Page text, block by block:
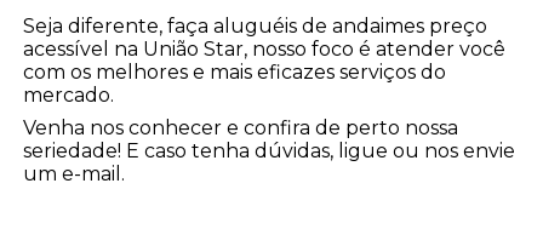
Seja diferente, faça aluguéis de andaimes preço
acessível na União Star, nosso foco é atender você
com os melhores e mais eficazes serviços do
mercado.
Venha nos conhecer e confira de perto nossa
seriedade! E caso tenha dúvidas, ligue ou nos envie
um e-mail.